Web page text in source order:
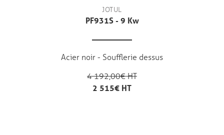
JOTUL
PF931S - 9 Kw
Acier noir - Soufflerie dessus
4 192,00€ HT
2 515€ HT